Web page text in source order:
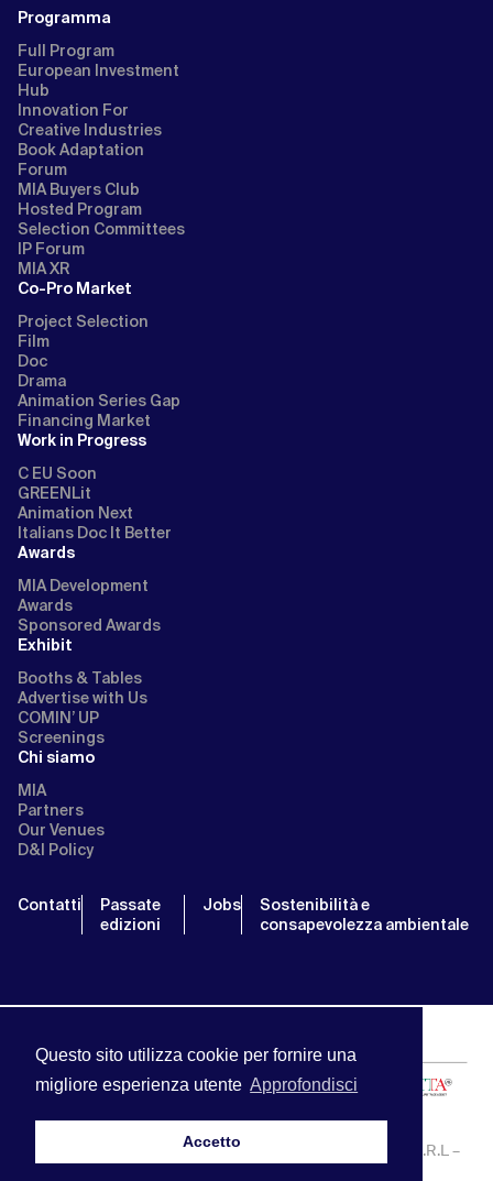
Questo sito utilizza cookie per fornire una
migliore esperienza utente Approfondisci
Accetto
Programma
Full Program
European Investment
Hub
Innovation For
Creative Industries
Book Adaptation
Forum
MIA Buyers Club
Hosted Program
Selection Committees
IP Forum
MIA XR
Co-Pro Market
Project Selection
Film
Doc
Drama
Animation Series Gap
Financing Market
Work in Progress
C EU Soon
GREENLit
Animation Next
Italians Doc It Better
Awards
MIA Development
Awards
Sponsored Awards
Exhibit
Booths & Tables
Advertise with Us
COMIN’ UP
Screenings
Chi siamo
MIA
Partners
Our Venues
D&I Policy
Contatti
Passate
edizioni
Jobs
Sostenibilità e
consapevolezza ambientale
MIA | Mercato Internazionale Audiovisivo | APA SERVICE S.R.L –